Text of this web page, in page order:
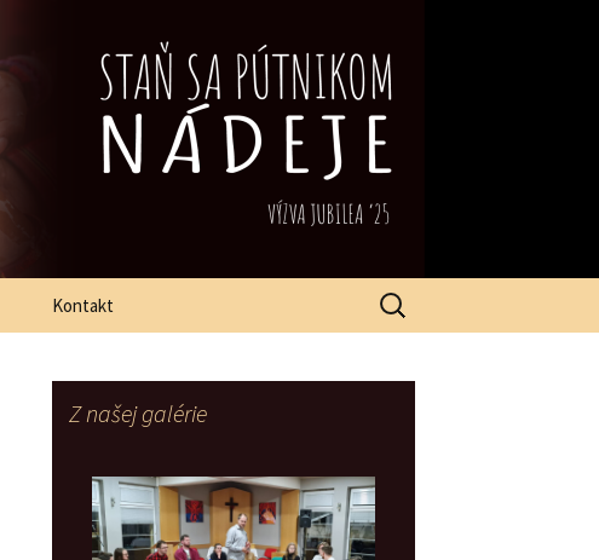
Kontakt
Hľadať:
Z našej galérie